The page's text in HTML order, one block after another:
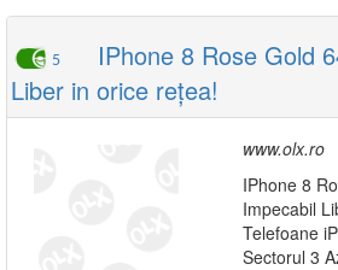
5
IPhone 8 Rose Gold
Liber in orice rețea!
www.olx.ro
IPhone 8
Impecabil
Telefoane
Sectorul 3